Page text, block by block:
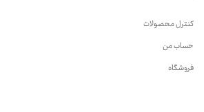
کنترل محصولات
حساب من
فروشگاه